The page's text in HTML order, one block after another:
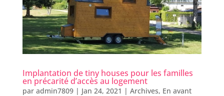
Implantation de tiny houses pour les familles
en précarité d’accès au logement
par admin7809| Jan 24, 2021 | Archives, En avant